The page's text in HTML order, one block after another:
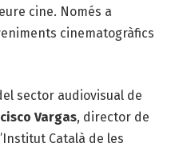
cine. Només a
cinematogràfics
sector audiovisual de
Vargas, director de
Català de les